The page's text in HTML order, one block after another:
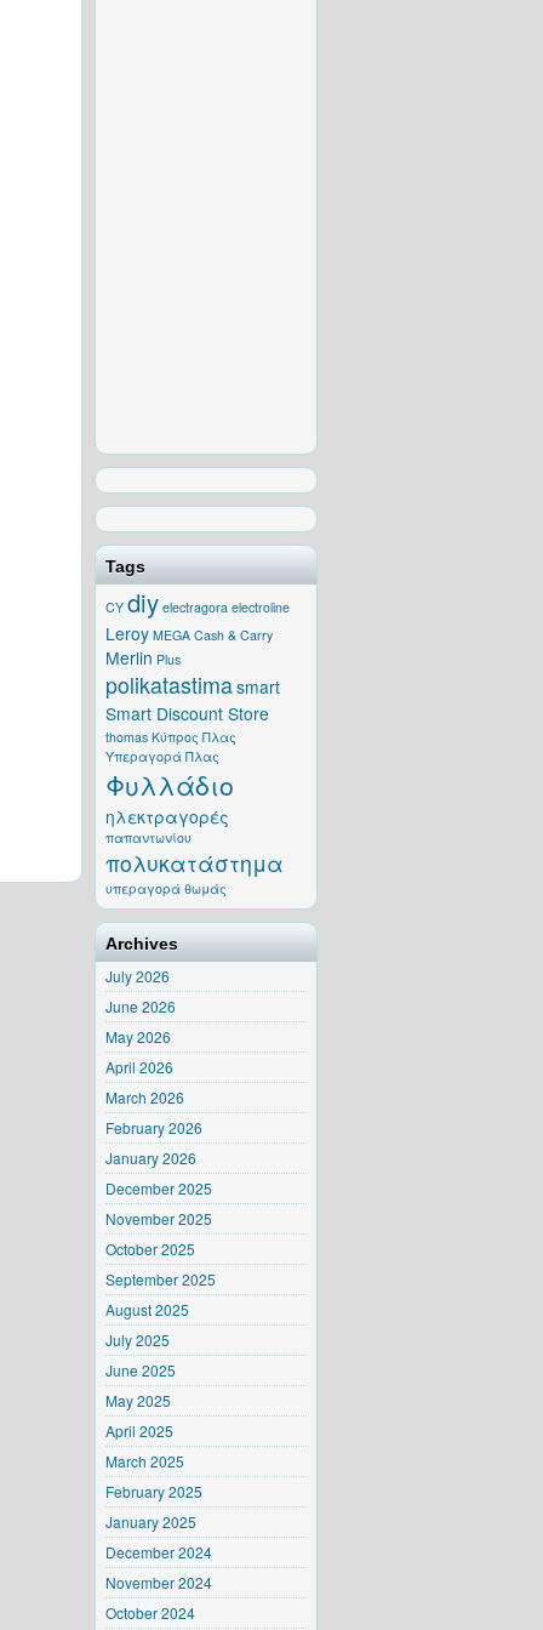
Tags
CY diy electragora electroline
Leroy MEGA Cash & Carry
Merlin Plus
polikatastimasmart
Smart Discount Store
thomas Κύπρος Πλας
Υπεραγορά Πλας
Φυλλάδιο
ηλεκτραγορές
παπαντωνίου
πολυκατάστημα
υπεραγορά θωμάς
Archives
July 2026
June 2026
May 2026
April 2026
March 2026
February 2026
January 2026
December 2025
November 2025
October 2025
September 2025
August 2025
July 2025
June 2025
May 2025
April 2025
March 2025
February 2025
January 2025
December 2024
November 2024
October 2024